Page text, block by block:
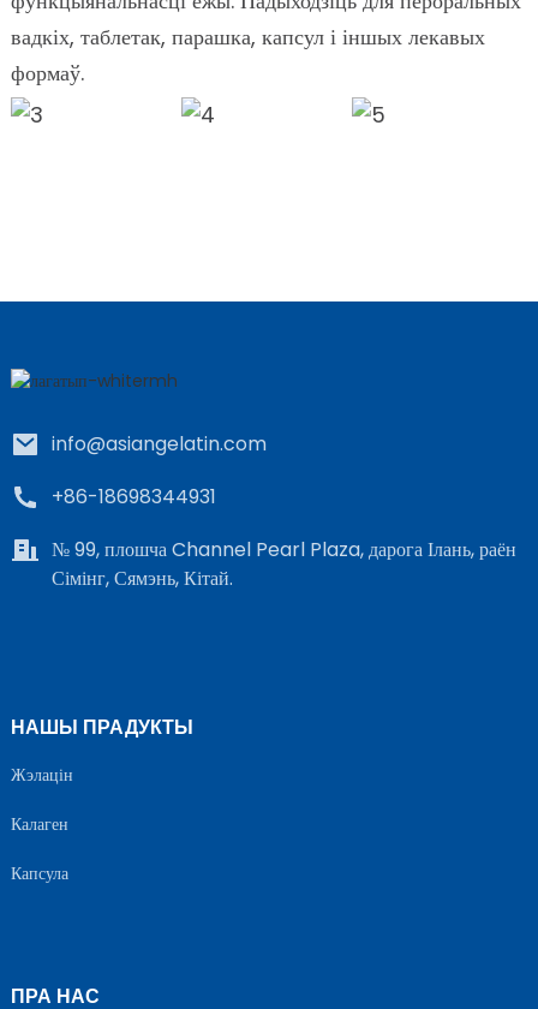
вадкіх, таблетак, парашка, капсул і іншых лекавых
формаў.
info@asiangelatin.com
+86-18698344931
№ 99, плошча Channel Pearl Plaza, дарога Ілань, раён
Сімінг, Сямэнь, Кітай.
НАШЫ ПРАДУКТЫ
Жэлацін
Калаген
Капсула
ПРА НАС